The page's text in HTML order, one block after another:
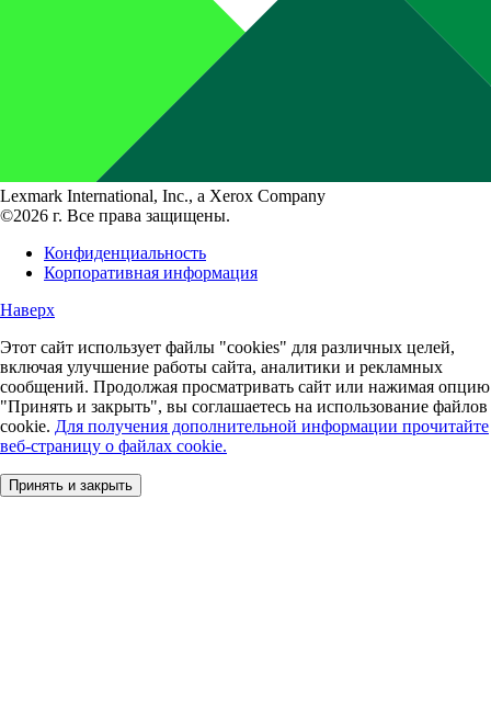
Lexmark International, Inc., a Xerox Company
©2026 г. Все права защищены.
Конфиденциальность
Корпоративная информация
Наверх
Этот сайт использует файлы "cookies" для различных целей,
включая улучшение работы сайта, аналитики и рекламных
сообщений. Продолжая просматривать сайт или нажимая опцию
"Принять и закрыть", вы соглашаетесь на использование файлов
cookie. Для получения дополнительной информации прочитайте
веб-страницу о файлах cookie.
Принять и закрыть